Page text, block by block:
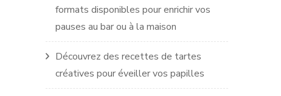
formats disponibles pour enrichir vos
pauses au bar ou à la maison
Découvrez des recettes de tartes
créatives pour éveiller vos papilles